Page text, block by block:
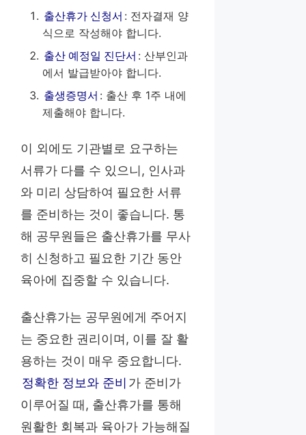
출산휴가 신청서 : 전자결재 양
식으로 작성해야 합니다.
출산 예정일 진단서 : 산부인과
에서 발급받아야 합니다.
출생증명서 : 출산 후 1주 내에
제출해야 합니다.
이 외에도 기관별로 요구하는
서류가 다를 수 있으니, 인사과
와 미리 상담하여 필요한 서류
를 준비하는 것이 좋습니다. 통
해 공무원들은 출산휴가를 무사
히 신청하고 필요한 기간 동안
육아에 집중할 수 있습니다.
출산휴가는 공무원에게 주어지
는 중요한 권리이며, 이를 잘 활
용하는 것이 매우 중요합니다.
정확한 정보와 준비 가 준비가
이루어질 때, 출산휴가를 통해
원활한 회복과 육아가 가능해질